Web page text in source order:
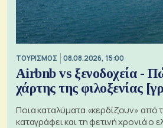
ΤΟΥΡΙΣΜΟΣ 08.08.2026, 15:00
Airbnb vs ξενοδοχεία -
χάρτης της φιλοξενίας
Ποια καταλύματα «κερδίζουν» από
καταγράφει και τη φετινή χρονιά ο